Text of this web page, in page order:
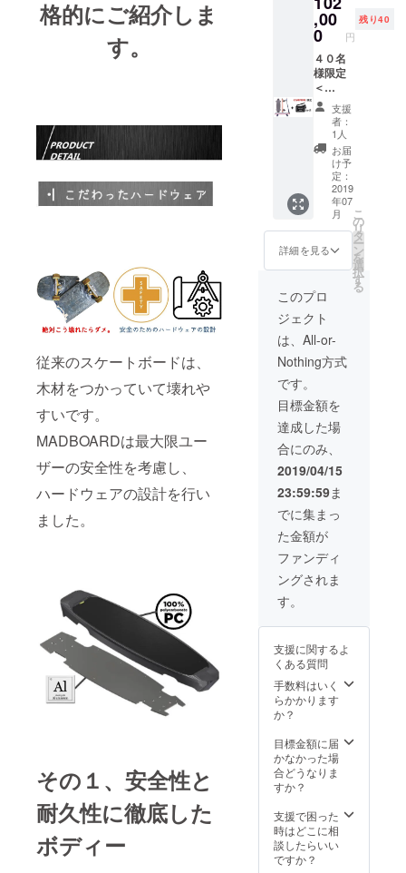
格的にご紹介しま
す。
従来のスケートボードは、
木材をつかっていて壊れや
すいです。
MADBOARDは最大限ユー
ザーの安全性を考慮し、
ハードウェアの設計を行い
ました。
その１、安全性と
耐久性に徹底した
ボディー
滑り止
めパッ
ド１つ
提供
*SERVI
CE
CARD
は他人
に譲渡
できま
せん。
ユー
ザー
データ
MADFU
TUREか
ら管理
tool １
EA 充電
器１EA
使用説
明書 *オ
プショ
ンにて
カラー
をお選
びくだ
さい。
Black×
Orange
Blue×Pi
nk
White×
RoseG
old /
Gold×Bl
ack
,00
0 円
残り40
４０名
様限定
＜
MADB
OARD
１SET
＆３ヶ
月サー
ビス
カード
付き＞
MADB
OARD
本体
バッテ
リー
パック
１EA コ
ント
ロー
ラー１
EA T-
器１EA
使用説
明書 *オ
プショ
ンにて
カラー
をお選
びくだ
さい。
Black×
Orange
Blue×Pi
RoseG
Gold×Bl
ack ＜
サービ
スカー
ドの提
＞ １、
アフ
ター
サービ
要のあ
る部品
に対し
て最大
支援
者：
1人
お届
け予
定：
2019
年07
月
詳細を見る
こ
の
リ
タ
ー
ン
を
選
択
す
る
このプロ
ジェクト
は、All-or-
Nothing方式
です。
目標金額を
達成した場
合にのみ、
2019/04/15
23:59:59ま
でに集まっ
た金額が
ファンディ
ングされま
す。
支援に関するよ
くある質問
手数料はいく
らかかります
か？
目標金額に届
かなかった場
合どうなりま
すか？
支援で困った
時はどこに相
談したらいい
ですか？